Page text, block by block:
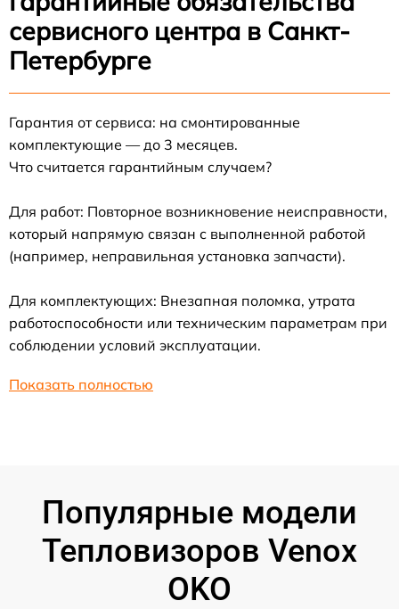
сервисного центра в Санкт-
Петербурге
Гарантия от сервиса: на смонтированные
комплектующие — до 3 месяцев.
Что считается гарантийным случаем?
Для работ: Повторное возникновение неисправности,
который напрямую связан с выполненной работой
(например, неправильная установка запчасти).
Для комплектующих: Внезапная поломка, утрата
работоспособности или техническим параметрам при
соблюдении условий эксплуатации.
Показать полностью
Популярные модели
Тепловизоров Venox
OKO